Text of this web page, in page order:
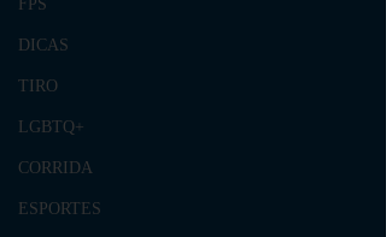
FPS
DICAS
TIRO
LGBTQ+
CORRIDA
ESPORTES